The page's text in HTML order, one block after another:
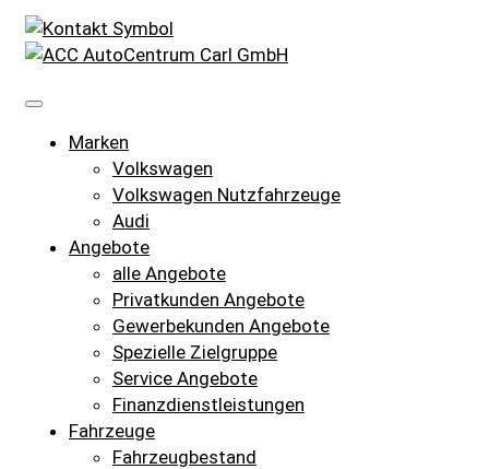
Marken
Volkswagen
Volkswagen Nutzfahrzeuge
Audi
Angebote
alle Angebote
Privatkunden Angebote
Gewerbekunden Angebote
Spezielle Zielgruppe
Service Angebote
Finanzdienstleistungen
Fahrzeuge
Fahrzeugbestand